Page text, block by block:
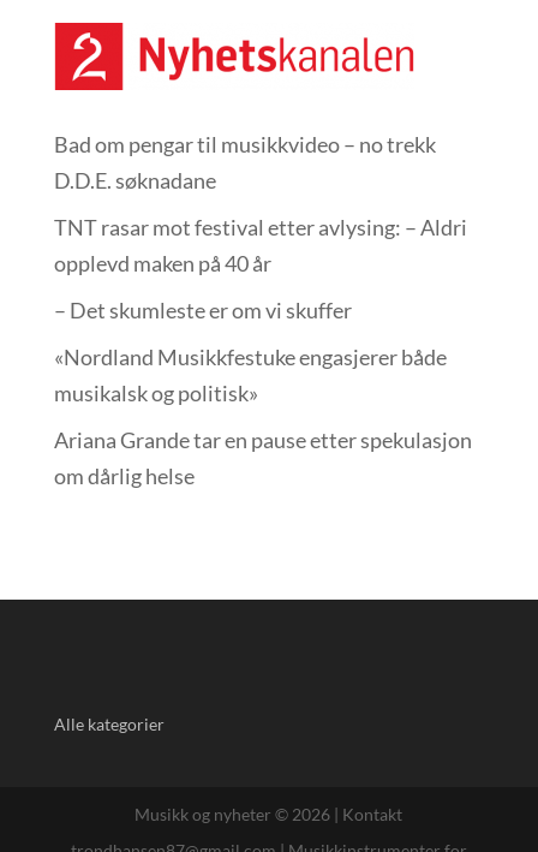
Bad om pengar til musikkvideo – no trekk
D.D.E. søknadane
TNT rasar mot festival etter avlysing: – Aldri
opplevd maken på 40 år
– Det skumleste er om vi skuffer
«Nordland Musikkfest­uke engasjerer både
musikalsk og politisk»
Ariana Grande tar en pause etter spekulasjon
om dårlig helse
Alle kategorier
Musikk og nyheter © 2026 | Kontakt